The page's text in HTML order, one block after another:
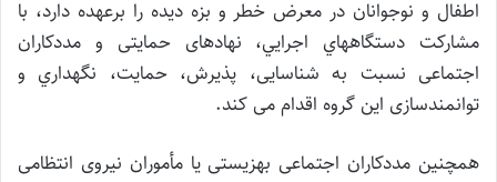
اطفال و نوجوانان در معرض خطر و بزه دیده را برعهده دارد، با
مشارکت دستگاه‎هاي اجرایي، نهادهای حمایتی و مددکاران
اجتماعی نسبت به شناسایی، پذیرش، حمایت، نگهداري و
توانمندسازی این گروه اقدام می کند.
همچنین مددکاران اجتماعی بهزیستی یا مأموران نیروی انتظامی